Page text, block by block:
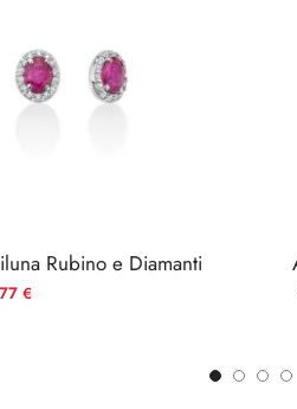
Rubino e Diamanti
€